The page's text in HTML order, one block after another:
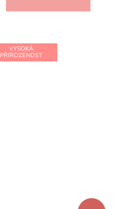
VYSOKÁ
PŘIROZENOST